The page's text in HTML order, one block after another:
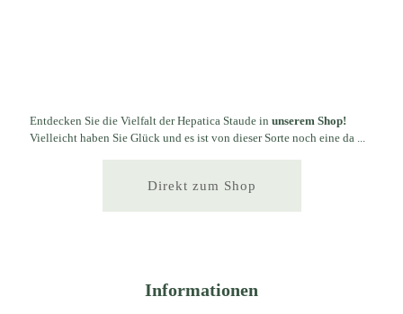
Entdecken Sie die Vielfalt der Hepatica Staude in unserem Shop!
Vielleicht haben Sie Glück und es ist von dieser Sorte noch eine da ...
Direkt zum Shop
Informationen